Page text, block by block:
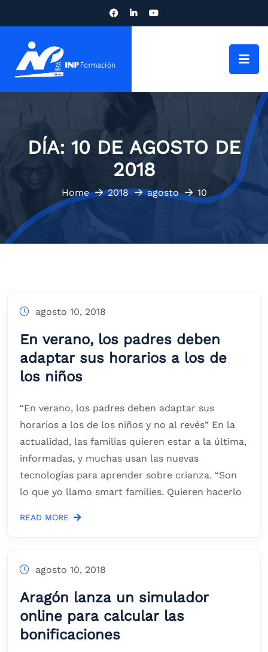
DÍA: 10 DE AGOSTO DE
2018
Home 2018 agosto 10
agosto 10, 2018
En verano, los padres deben
adaptar sus horarios a los de
los niños
“En verano, los padres deben adaptar sus
horarios a los de los niños y no al revés” En la
actualidad, las familias quieren estar a la última,
informadas, y muchas usan las nuevas
tecnologías para aprender sobre crianza. “Son
lo que yo llamo smart families. Quieren hacerlo
READ MORE
agosto 10, 2018
Aragón lanza un simulador
online para calcular las
bonificaciones